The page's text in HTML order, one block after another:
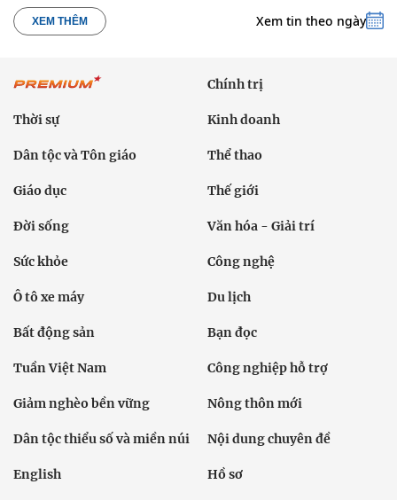
XEM THÊM Xem tin theo ngày
Chính trị
Thời sự Kinh doanh
Dân tộc và Tôn giáo Thể thao
Giáo dục Thế giới
Đời sống Văn hóa - Giải trí
Sức khỏe Công nghệ
Ô tô xe máy Du lịch
Bất động sản Bạn đọc
Tuần Việt Nam Công nghiệp hỗ trợ
Giảm nghèo bền vững Nông thôn mới
Dân tộc thiểu số và miền núi Nội dung chuyên đề
English Hồ sơ